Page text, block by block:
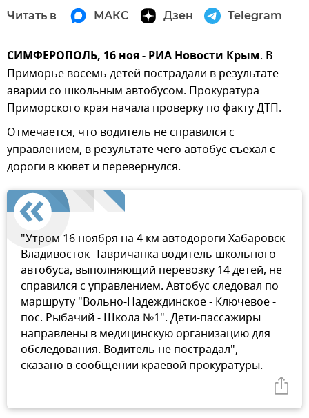
Читать в МАКС Дзен Telegram
СИМФЕРОПОЛЬ, 16 ноя - РИА Новости Крым. В
Приморье восемь детей пострадали в результате
аварии со школьным автобусом. Прокуратура
Приморского края начала проверку по факту ДТП.
Отмечается, что водитель не справился с
управлением, в результате чего автобус съехал с
дороги в кювет и перевернулся.
"Утром 16 ноября на 4 км автодороги Хабаровск-
Владивосток -Тавричанка водитель школьного
автобуса, выполняющий перевозку 14 детей, не
справился с управлением. Автобус следовал по
маршруту "Вольно-Надеждинское - Ключевое -
пос. Рыбачий - Школа №1". Дети-пассажиры
направлены в медицинскую организацию для
обследования. Водитель не пострадал", -
сказано в сообщении краевой прокуратуры.